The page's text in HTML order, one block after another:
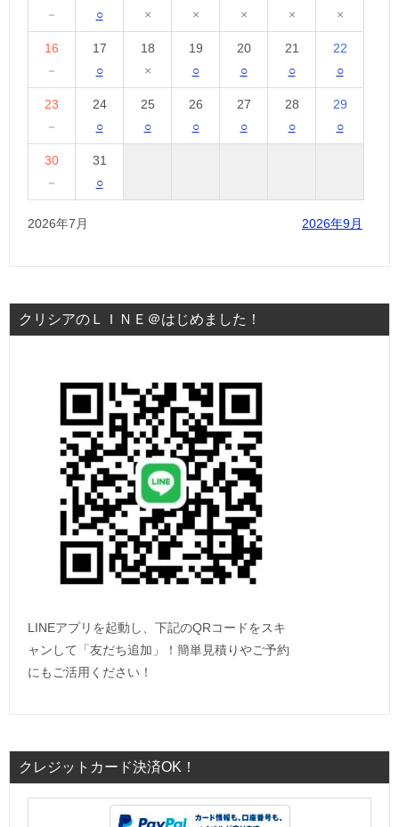
－
○
×
×
×
×
×
16
－
17
○
18
×
19
○
20
○
21
○
22
○
23
－
24
○
25
○
26
○
27
○
28
○
29
○
30
－
31
○
2026年7月 2026年9月
クリシアのＬＩＮＥ＠はじめました！
LINEアプリを起動し、下記のQRコードをスキ
ャンして「友だち追加」！簡単見積りやご予約
にもご活用ください！
クレジットカード決済OK！